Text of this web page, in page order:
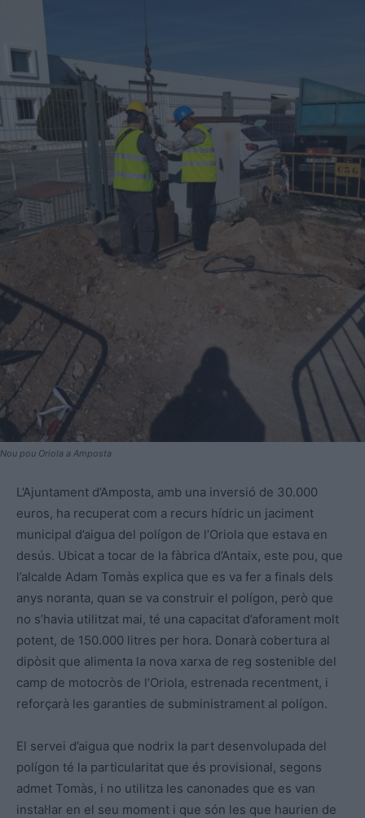
Nou pou Oriola a Amposta
L’Ajuntament d’Amposta, amb una inversió de 30.000
euros, ha recuperat com a recurs hídric un jaciment
municipal d’aigua del polígon de l’Oriola que estava en
desús. Ubicat a tocar de la fàbrica d’Antaix, este pou, que
l’alcalde Adam Tomàs explica que es va fer a finals dels
anys noranta, quan se va construir el polígon, però que
no s’havia utilitzat mai, té una capacitat d’aforament molt
potent, de 150.000 litres per hora. Donarà cobertura al
dipòsit que alimenta la nova xarxa de reg sostenible del
camp de motocròs de l’Oriola, estrenada recentment, i
reforçarà les garanties de subministrament al polígon.
El servei d’aigua que nodrix la part desenvolupada del
polígon té la particularitat que és provisional, segons
admet Tomàs, i no utilitza les canonades que es van
instal·lar en el seu moment i que són les que haurien de